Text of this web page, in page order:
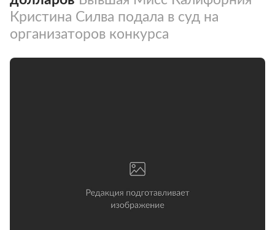
Кристина Силва подала в суд на
организаторов конкурса